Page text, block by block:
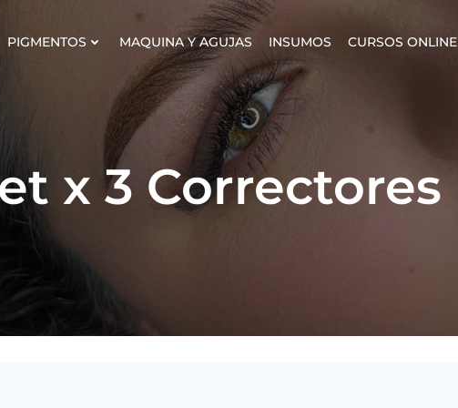
PIGMENTOS MAQUINA Y AGUJAS INSUMOS CURSOS ONLINE
x 3 Correctores